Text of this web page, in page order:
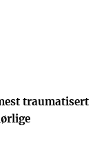
traumatisert